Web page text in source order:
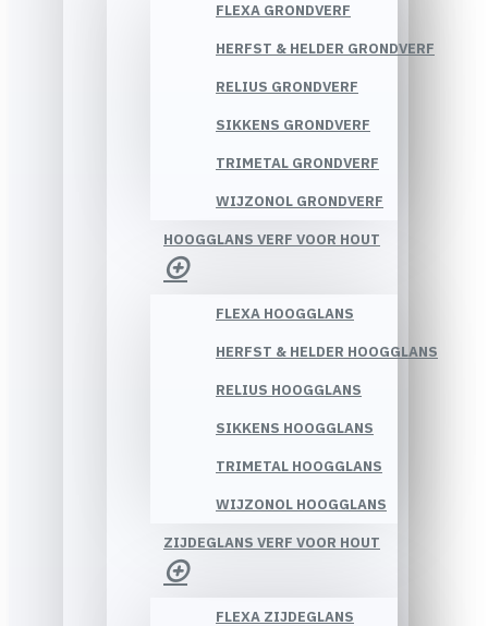
FLEXA GRONDVERF
HERFST & HELDER GRONDVERF
RELIUS GRONDVERF
SIKKENS GRONDVERF
TRIMETAL GRONDVERF
WIJZONOL GRONDVERF
HOOGGLANS VERF VOOR HOUT
FLEXA HOOGGLANS
HERFST & HELDER HOOGGLANS
RELIUS HOOGGLANS
SIKKENS HOOGGLANS
TRIMETAL HOOGGLANS
WIJZONOL HOOGGLANS
ZIJDEGLANS VERF VOOR HOUT
FLEXA ZIJDEGLANS